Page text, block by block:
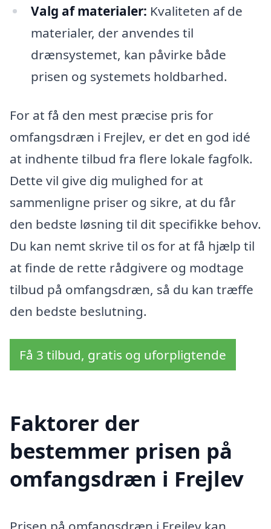
Valg af materialer: Kvaliteten af de
materialer, der anvendes til
drænsystemet, kan påvirke både
prisen og systemets holdbarhed.
For at få den mest præcise pris for
omfangsdræn i Frejlev, er det en god idé
at indhente tilbud fra flere lokale fagfolk.
Dette vil give dig mulighed for at
sammenligne priser og sikre, at du får
den bedste løsning til dit specifikke behov.
Du kan nemt skrive til os for at få hjælp til
at finde de rette rådgivere og modtage
tilbud på omfangsdræn, så du kan træffe
den bedste beslutning.
Få 3 tilbud, gratis og uforpligtende
Faktorer der
bestemmer prisen på
omfangsdræn i Frejlev